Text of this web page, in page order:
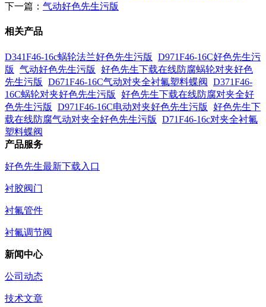
下一篇： 气动好色先生污版
相关产品
D341F46-16c蜗轮法兰好色先生污版
D971F46-16C好色先生污
版
气动好色先生污版
好色先生下载在线防腐蜗轮对夹好色
先生污版
D671F46-16C气动对夹全衬氟塑料蝶阀
D371F46-
16C蜗轮对夹好色先生污版
好色先生下载在线防腐对夹全好
色先生污版
D971F46-16C电动对夹好色先生污版
好色先生下
载在线防腐气动对夹全好色先生污版
D71F46-16c对夹全衬氟
塑料蝶阀
产品服务
好色先生最新下载入口
衬胶阀门
衬氟管件
衬氟调节阀
新闻中心
公司动态
技术文章